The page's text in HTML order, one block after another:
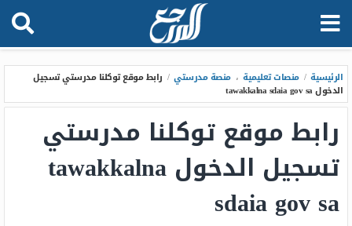
الرئيسية / منصات تعليمية ، منصة مدرستي / رابط موقع توكلنا مدرستي تسجيل
الدخول tawakkalna sdaia gov sa
رابط موقع توكلنا مدرستي
تسجيل الدخول tawakkalna
sdaia gov sa